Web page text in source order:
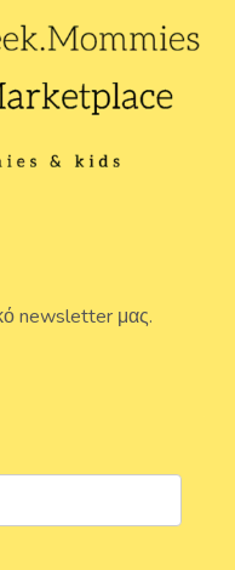
newsletter μας.